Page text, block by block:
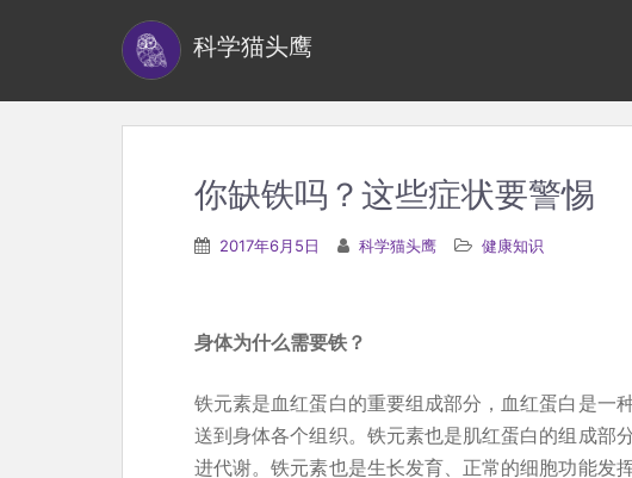
科学猫头鹰
你缺铁吗？这些症状要警惕
2017年6月5日 科学猫头鹰 健康知识
身体为什么需要铁？
铁元素是血红蛋白的重要组成部分，血红蛋白是一
送到身体各个组织。铁元素也是肌红蛋白的组成部
进代谢。铁元素也是生长发育、正常的细胞功能发